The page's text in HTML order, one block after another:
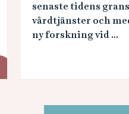
senaste tidens
vårdtjänster och
ny forskning vid ...